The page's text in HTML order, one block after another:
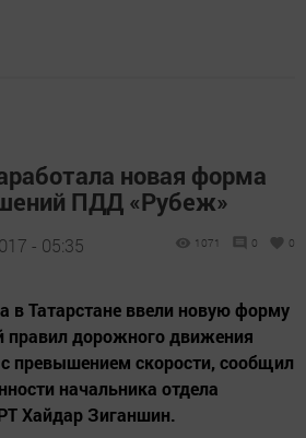
новая форма
ПДД «Рубеж»
- 05:35 1071 0 0
в Татарстане ввели новую форму
правил дорожного движения
превышением скорости, сообщил
начальника отдела
Хайдар Зиганшин.